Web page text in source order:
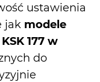
ustawienia
jak modele
177 w
do